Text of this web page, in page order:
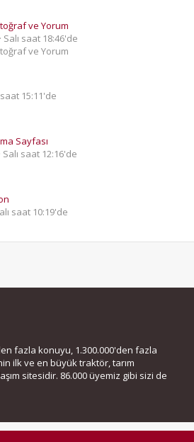
ve Yorum
Salı saat 18:46'de
ve Yorum
saat 15:11'de
Sayfası
Salı saat 12:16'de
saat 10:19'de
fazla konuyu, 1.300.000'den fazla
ilk ve en büyük traktör, tarım
sitesidir. 86.000 üyemiz gibi sizi de